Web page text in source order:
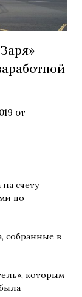
от
счету
по
собранные в
которым